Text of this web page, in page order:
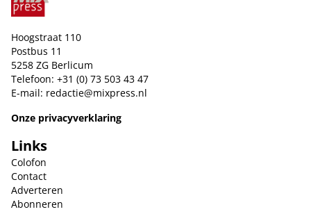
Hoogstraat 110
Postbus 11
5258 ZG Berlicum
Telefoon: +31 (0) 73 503 43 47
E-mail: redactie@mixpress.nl
Onze privacyverklaring
Links
Colofon
Contact
Adverteren
Abonneren